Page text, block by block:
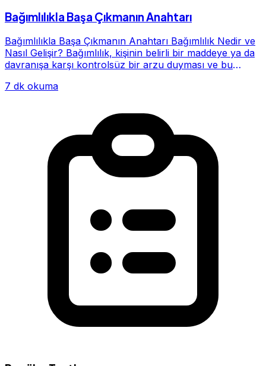
Bağımlılıkla Başa Çıkmanın Anahtarı
Bağımlılıkla Başa Çıkmanın Anahtarı Bağımlılık Nedir ve
Nasıl Gelişir? Bağımlılık, kişinin belirli bir maddeye ya da
davranışa karşı kontrolsüz bir arzu duyması ve bu
7 dk okuma